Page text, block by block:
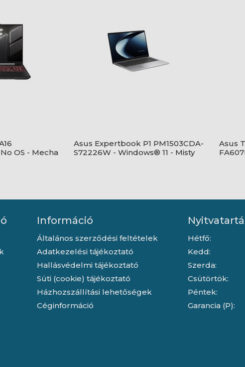
No OS - Mecha
Asus Expertbook P1 PM1503CDA-
S72226W - Windows® 11 - Misty
Asus
Információ
Általános szerződési feltételek
Adatkezelési tájékoztató
Hallásvédelmi tájékoztató
Süti (cookie) tájékoztató
Házhozszállítási lehetőségek
Céginformáció
Hétfő:
Kedd:
Szerda:
Csütörtök:
Péntek:
Garancia (P):